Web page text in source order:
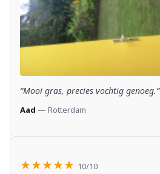
“Mooi gras, precies vochtig genoeg.”
Aad — Rotterdam
★★★★★ 10/10